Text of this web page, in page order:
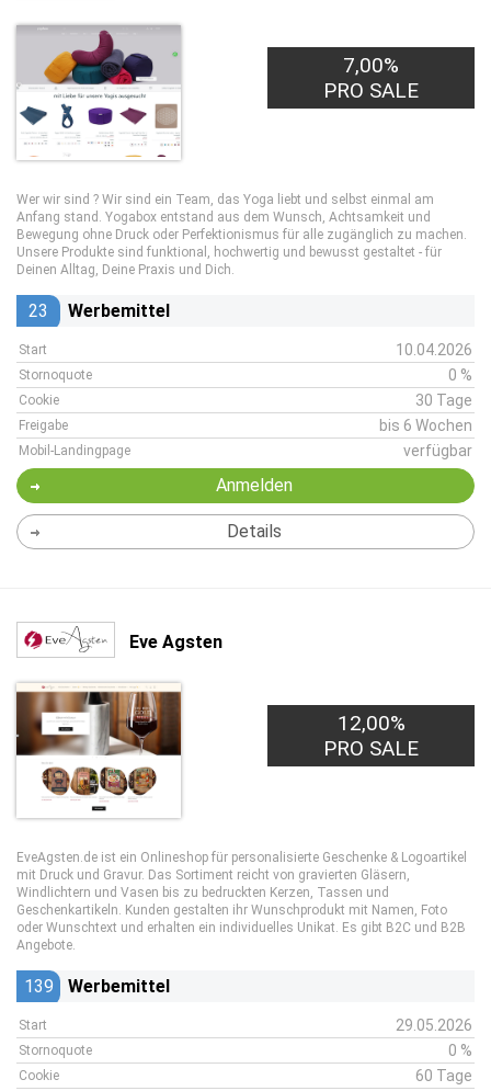
7,00%
PRO SALE
Wer wir sind ? Wir sind ein Team, das Yoga liebt und selbst einmal am
Anfang stand. Yogabox entstand aus dem Wunsch, Achtsamkeit und
Bewegung ohne Druck oder Perfektionismus für alle zugänglich zu machen.
Unsere Produkte sind funktional, hochwertig und bewusst gestaltet - für
Deinen Alltag, Deine Praxis und Dich.
23 Werbemittel
Start 10.04.2026
Stornoquote 0 %
Cookie 30 Tage
Freigabe bis 6 Wochen
Mobil-Landingpage verfügbar
Anmelden
Details
Eve Agsten
12,00%
PRO SALE
EveAgsten.de ist ein Onlineshop für personalisierte Geschenke & Logoartikel
mit Druck und Gravur. Das Sortiment reicht von gravierten Gläsern,
Windlichtern und Vasen bis zu bedruckten Kerzen, Tassen und
Geschenkartikeln. Kunden gestalten ihr Wunschprodukt mit Namen, Foto
oder Wunschtext und erhalten ein individuelles Unikat. Es gibt B2C und B2B
Angebote.
139 Werbemittel
Start 29.05.2026
Stornoquote 0 %
Cookie 60 Tage